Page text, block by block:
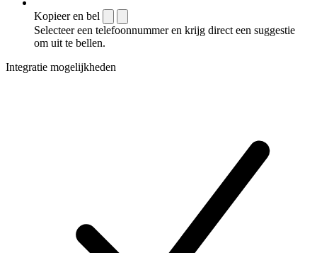
Kopieer en bel
Selecteer een telefoonnummer en krijg direct een suggestie
om uit te bellen.
Integratie mogelijkheden